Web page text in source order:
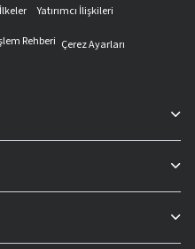
Yatırımcı İlişkileri
Rehberi Çerez Ayarları